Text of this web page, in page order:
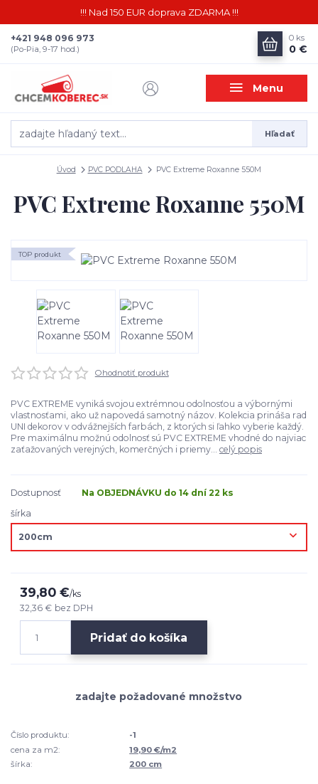
!!! Nad 150 EUR doprava ZDARMA !!!
Menu
Hľadať
+421 948 096 973
(Po-Pia, 9-17 hod.)
0 ks
0 €
Úvod PVC PODLAHA PVC Extreme Roxanne 550M
PVC Extreme Roxanne 550M
TOP produkt
Ohodnotiť produkt
PVC EXTREME vyniká svojou extrémnou odolnosťou a výbornými
vlastnosťami, ako už napovedá samotný názov. Kolekcia prináša rad
UNI dekorov v odvážnejších farbách, z ktorých si ľahko vyberie každý.
Pre maximálnu možnú odolnosť sú PVC EXTREME vhodné do najviac
zaťažovaných verejných, komerčných i priemy... celý popis
Dostupnosť
Na OBJEDNÁVKU do 14 dní 22 ks
šírka
39,80 €/ks
32,36 € bez DPH
Pridať do košíka
Číslo produktu:
-1
cena za m2:
19,90 €/m2
šírka:
200 cm